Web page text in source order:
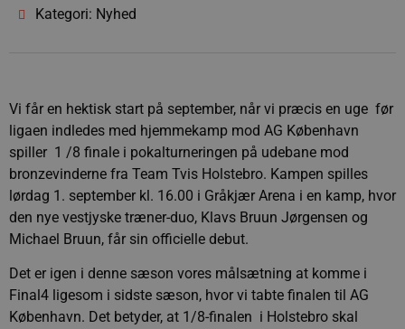
Kategori: Nyhed
Vi får en hektisk start på september, når vi præcis en uge før
ligaen indledes med hjemmekamp mod AG København
spiller 1 /8 finale i pokalturneringen på udebane mod
bronzevinderne fra Team Tvis Holstebro. Kampen spilles
lørdag 1. september kl. 16.00 i Gråkjær Arena i en kamp, hvor
den nye vestjyske træner-duo, Klavs Bruun Jørgensen og
Michael Bruun, får sin officielle debut.
Det er igen i denne sæson vores målsætning at komme i
Final4 ligesom i sidste sæson, hvor vi tabte finalen til AG
København. Det betyder, at 1/8-finalen i Holstebro skal